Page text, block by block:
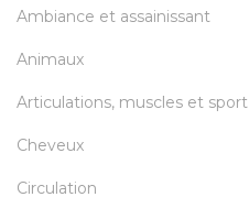
Ambiance et assainissant
Animaux
Articulations, muscles et sport
Cheveux
Circulation